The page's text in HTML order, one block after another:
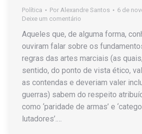
Política Por Alexandre Santos
6 de
Deixe um comentário
Aqueles que, de alguma forma,
ouviram falar sobre os
regras das artes marciais (as
sentido, do ponto de vista ético,
as contendas e deveriam valer
guerras) sabem do respeito
como ‘paridade de armas’ e
lutadores’.…